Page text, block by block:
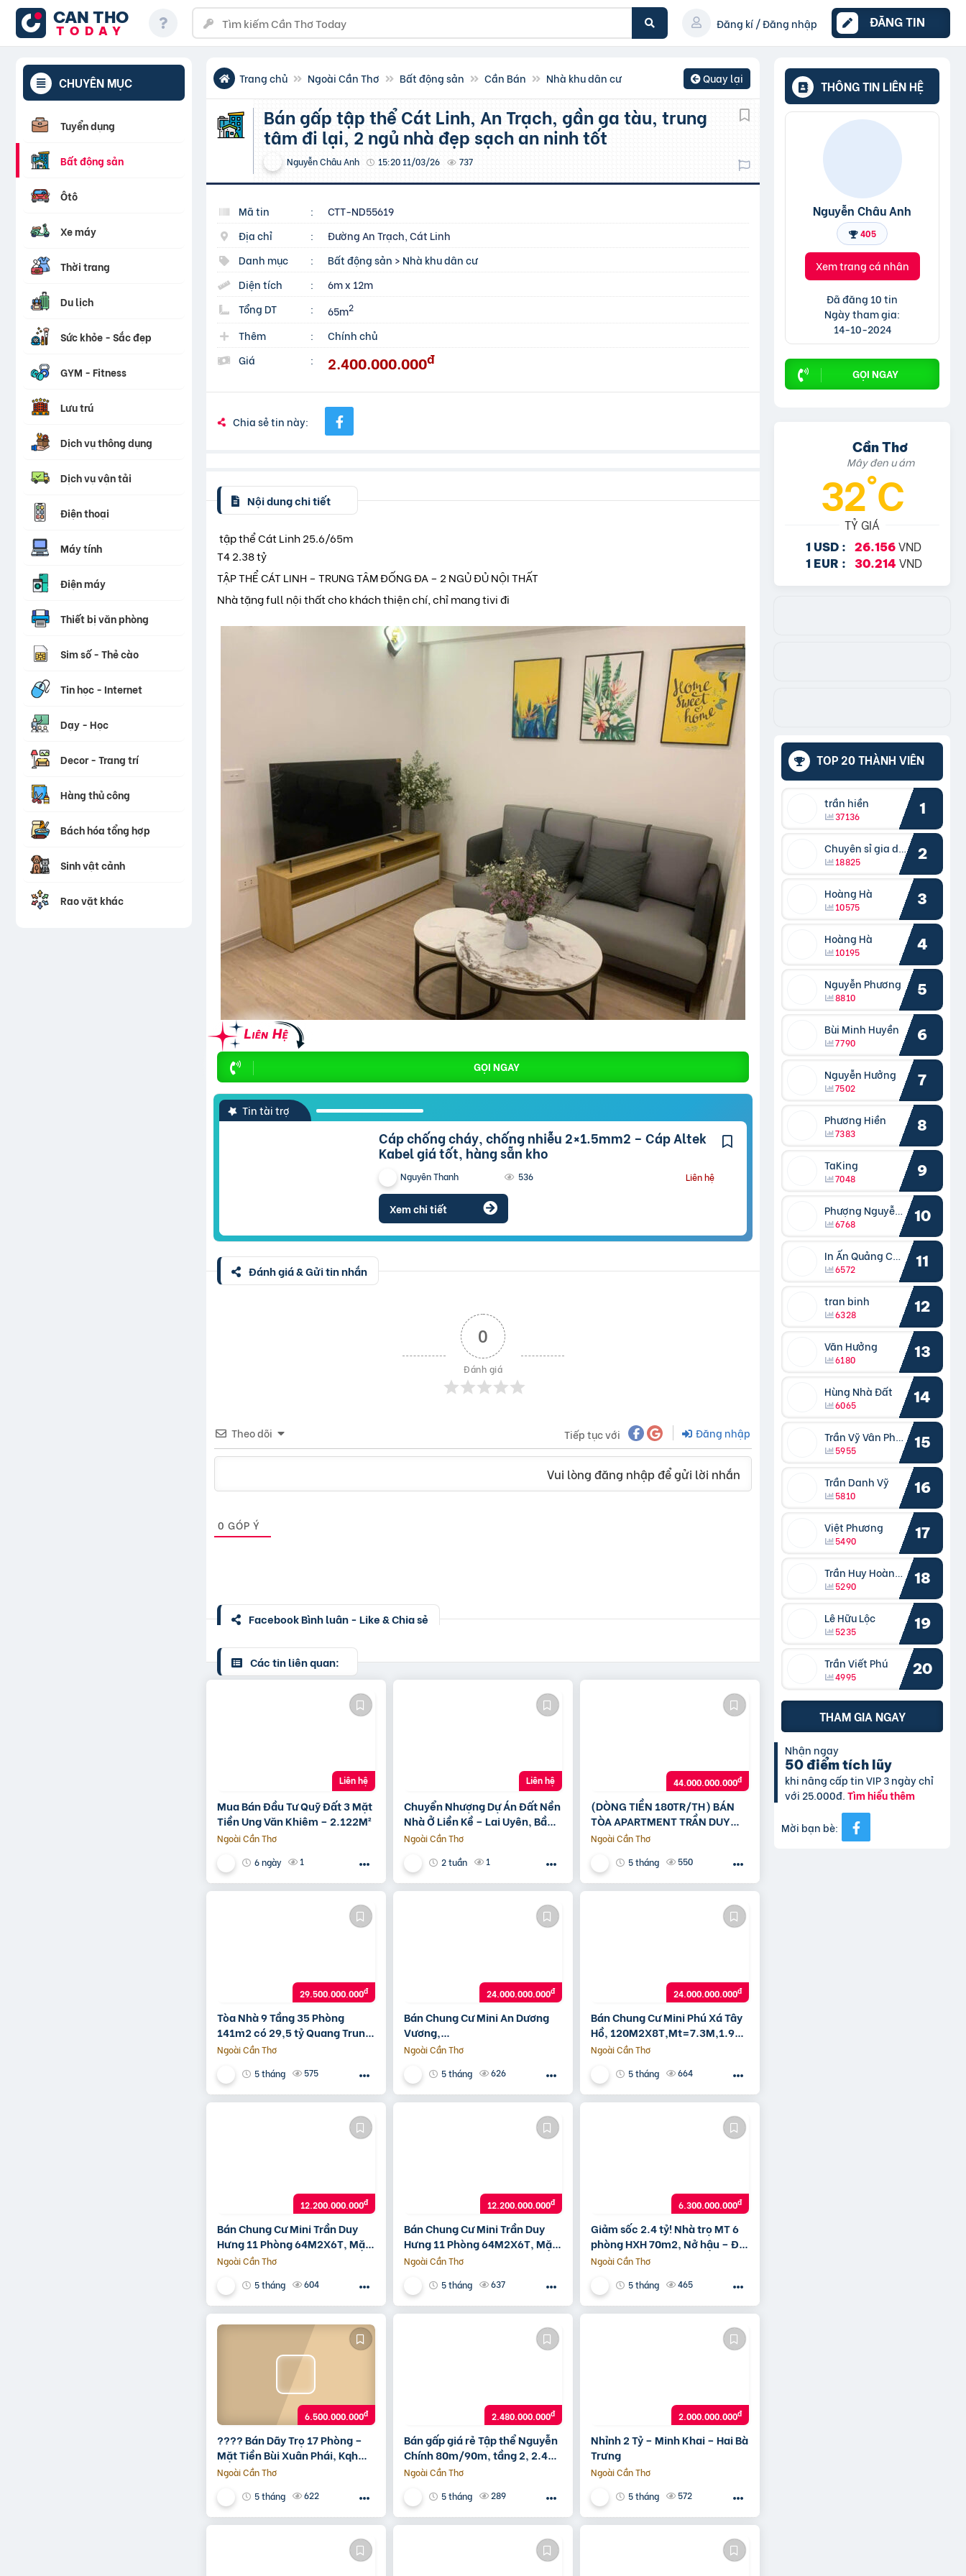
CAN THO
TODAY
Đăng kí / Đăng nhập ĐĂNG TIN
CHUYÊN MỤC
Tuyển dụng
Bất động sản
Ôtô
Xe máy
Thời trang
Du lịch
Sức khỏe - Sắc đẹp
GYM - Fitness
Lưu trú
Dịch vụ thông dụng
Dịch vụ vận tải
Điện thoại
Máy tính
Điện máy
Thiết bị văn phòng
Sim số - Thẻ cào
Tin học - Internet
Dạy - Học
Decor - Trang trí
Hàng thủ công
Bách hóa tổng hợp
Sinh vật cảnh
Rao vặt khác
Trang chủ Ngoài Cần Thơ Bất động sản Cần Bán Nhà khu dân cư Quay lại
Bán gấp tập thể Cát Linh, An Trạch, gần ga tàu, trung
tâm đi lại, 2 ngủ nhà đẹp sạch an ninh tốt
Nguyễn Châu Anh 15:20 11/03/26 737
Mã tin :
CTT-ND55619
Địa chỉ
:
Đường An Trạch, Cát Linh
Danh mục
: Bất động sản > Nhà khu dân cư
Diện tích
:
6m x 12m
Tổng DT
: 65m2
Thêm :
Chính chủ
Giá
: 2.400.000.000đ
Chia sẻ tin này:
Nội dung chi tiết
️ tập thể Cát Linh 25.6/65m
T4 2.38 tỷ
TẬP THỂ CÁT LINH – TRUNG TÂM ĐỐNG ĐA – 2 NGỦ ĐỦ NỘI THẤT
Nhà tặng full nội thất cho khách thiện chí, chỉ mang tivi đi
GỌI NGAY
Tin tài trợ
Cáp chống cháy, chống nhiễu 2×1.5mm2 – Cáp Altek
Kabel giá tốt, hàng sẵn kho
Nguyên Thanh 536 Liên hệ
Xem chi tiết
Đánh giá & Gửi tin nhắn
0
Đánh giá
Theo dõi Tiếp tục với Đăng nhập
Vui lòng đăng nhập để gửi lời nhắn
0 GÓP Ý
Facebook Bình luận - Like & Chia sẻ
Các tin liên quan:
Mua Bán Đầu Tư Quỹ Đất 3 Mặt
Tiền Ung Văn Khiêm – 2.122M²
Ngoài Cần Thơ
6 ngày
1
Liên hệ
Chuyển Nhượng Dự Án Đất Nền
Nhà Ở Liền Kề – Lai Uyên, Bầu
Bàng, Bình Dương
Ngoài Cần Thơ
2 tuần
1
Liên hệ
(DÒNG TIỀN 180TR/TH) BÁN
TÒA APARTMENT TRẦN DUY
HƯNG – 158M² x 8T – MT 8M –
Ngoài Cần Thơ
5 tháng
550
44.000.000.000đ
Tòa Nhà 9 Tầng 35 Phòng
141m2 có 29,5 tỷ Quang Trung
Gò Vấp Hồ Chí Minh
Ngoài Cần Thơ
5 tháng
575
29.500.000.000đ
Bán Chung Cư Mini An Dương
Vương,
120M2X8T,Mt=7.3M,1.9
Ngoài Cần Thơ
5 tháng
626
24.000.000.000đ
Bán Chung Cư Mini Phú Xá Tây
Hồ, 120M2X8T,Mt=7.3M,1.9
Tỷ/Năm, 20M Ô Tô, 24 Tỷ
Ngoài Cần Thơ
5 tháng
664
24.000.000.000đ
Bán Chung Cư Mini Trần Duy
Hưng 11 Phòng 64M2X6T, Mặt
Tiền 6.7 Tỷ, 12,2 Tỷ
Ngoài Cần Thơ
5 tháng
604
12.200.000.000đ
Bán Chung Cư Mini Trần Duy
Hưng 11 Phòng 64M2X6T, Mặt
Tiền 6.7 Tỷ, 12,2 Tỷ
Ngoài Cần Thơ
5 tháng
637
12.200.000.000đ
Giảm sốc 2.4 tỷ! Nhà trọ MT 6
phòng HXH 70m2, Nở hậu – Đỗ
Tấn Phong PN
Ngoài Cần Thơ
5 tháng
465
6.300.000.000đ
???? Bán Dãy Trọ 17 Phòng –
Mặt Tiền Bùi Xuân Phái, Kqh
Vịnh Mộc – Ngay Chợ Thôn 1,
Ngoài Cần Thơ
5 tháng
622
6.500.000.000đ
Bán gấp giá rẻ Tập thể Nguyễn
Chính 80m/90m, tầng 2, 2.48
tỷ Hoàng Mai.
Ngoài Cần Thơ
5 tháng
289
2.480.000.000đ
Nhỉnh 2 Tỷ – Minh Khai – Hai Bà
Trưng
Ngoài Cần Thơ
5 tháng
572
2.000.000.000đ
THÔNG TIN LIÊN HỆ
Nguyễn Châu Anh
405
Xem trang cá nhân
Đã đăng 10 tin
Ngày tham gia:
14-10-2024
GỌI NGAY
Cần Thơ
Mây đen u ám
32°C
TỶ GIÁ
1 USD : 26.156 VND
1 EUR : 30.214 VND
TOP 20 THÀNH VIÊN
trần hiền
37136 1
Chuyên sỉ gia dụng
18825 2
Hoàng Hà
10575 3
Hoàng Hà
10195 4
Nguyễn Phương
8810 5
Bùi Minh Huyền
7790 6
Nguyễn Hưởng
7502 7
Phương Hiền
7383 8
TaKing
7048 9
Phượng Nguyễn Phượng
6768 10
In Ấn Quảng Cáo Cần Thơ
6572 11
tran binh
6328 12
Văn Hưởng
6180 13
Hùng Nhà Đất
6065 14
Trần Vỹ Vân Phong
5955 15
Trần Danh Vỹ
5810 16
Việt Phương
5490 17
Trần Huy Hoàng Bắc
5290 18
Lê Hữu Lộc
5235 19
Trần Viết Phú
4995 20
THAM GIA NGAY
Nhận ngay
50 điểm tích lũy
khi nâng cấp tin VIP 3 ngày chỉ
với 25.000đ.Tìm hiểu thêm
Mời bạn bè: